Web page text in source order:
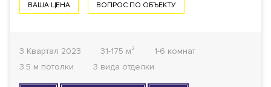
ВАША ЦЕНА ВОПРОС ПО ОБЪЕКТУ
3 Квартал 2023 31-175 м²
1-6 комнат
3.5 м потолки
3 вида отделки